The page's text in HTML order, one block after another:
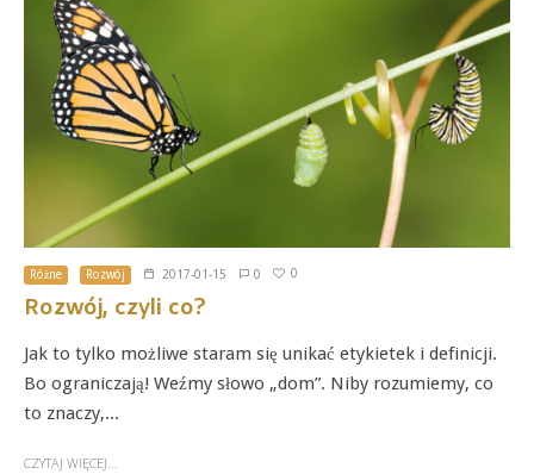
Różne Rozwój 2017-01-15 0 0
Rozwój, czyli co?
Jak to tylko możliwe staram się unikać etykietek i definicji.
Bo ograniczają! Weźmy słowo „dom”. Niby rozumiemy, co
to znaczy,...
CZYTAJ WIĘCEJ...